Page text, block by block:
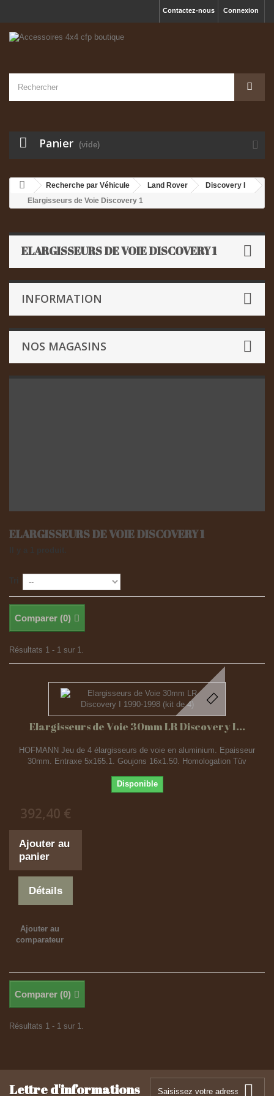
Connexion
Contactez-nous
Panier (vide)
Recherche par Véhicule Land Rover
Discovery I
Elargisseurs de Voie Discovery 1
ELARGISSEURS DE VOIE DISCOVERY 1
INFORMATION
NOS MAGASINS
ELARGISSEURS DE VOIE DISCOVERY 1
Comparer (0)
Résultats 1 - 1 sur 1.
Elargisseurs de Voie 30mm LR Discovery I...
HOFMANN Jeu de 4 élargisseurs de voie en aluminium. Epaisseur
30mm. Entraxe 5x165.1. Goujons 16x1.50. Homologation Tüv
Disponible
392,40 €
Ajouter au
panier
Détails
Ajouter au
comparateur
Comparer (0)
Résultats 1 - 1 sur 1.
Lettre d'informations